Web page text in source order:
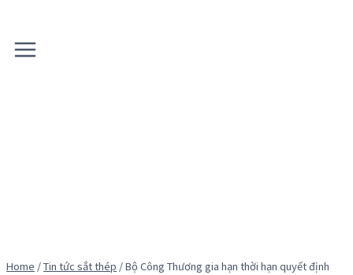
content
Home /Tin tức sắt thép /Bộ Công Thương gia hạn thời hạn quyết định